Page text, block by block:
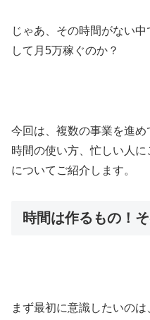
じゃあ、その時間がない
して月5万稼ぐのか？
今回は、複数の事業を進
時間の使い方、忙しい人
についてご紹介します。
時間は作るもの！
まず最初に意識したいの